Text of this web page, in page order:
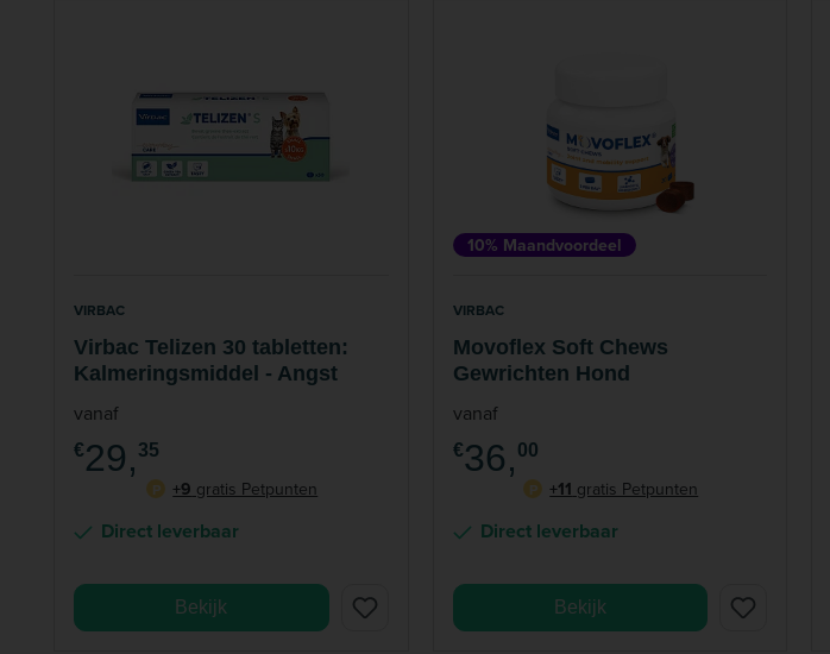
VIRBAC
Virbac Telizen 30 tabletten:
Kalmeringsmiddel - Angst
vanaf
€29, 35
P
+9 gratis Petpunten
Direct leverbaar
Bekijk
10% Maandvoordeel
VIRBAC
Movoflex Soft Chews
Gewrichten Hond
vanaf
€36, 00
P
+11 gratis Petpunten
Direct leverbaar
Bekijk